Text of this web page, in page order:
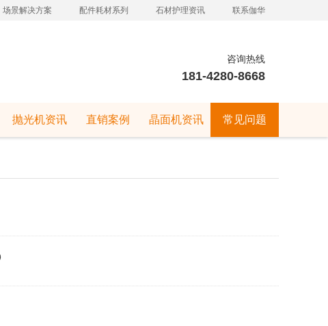
场景解决方案 配件耗材系列 石材护理资讯 联系伽华
咨询热线
181-4280-8668
抛光机资讯 直销案例 晶面机资讯 常见问题